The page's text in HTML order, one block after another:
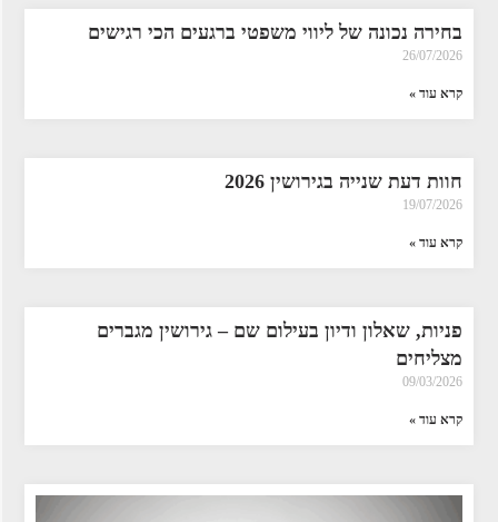
בחירה נכונה של ליווי משפטי ברגעים הכי רגישים
26/07/2026
קרא עוד »
חוות דעת שנייה בגירושין 2026
19/07/2026
קרא עוד »
פניות, שאלון ודיון בעילום שם – גירושין מגברים
מצליחים
09/03/2026
קרא עוד »